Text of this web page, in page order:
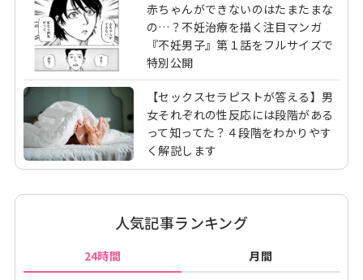
赤ちゃんができないのはたまたまな
の…？不妊治療を描く注目マンガ
『不妊男子』第１話をフルサイズで
特別公開
【セックスセラピストが答える】男
女それぞれの性反応には段階がある
って知ってた？４段階をわかりやす
く解説します
人気記事ランキング
24時間 月間